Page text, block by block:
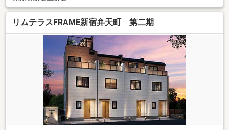
リムテラスFRAME新宿弁天町 第二期